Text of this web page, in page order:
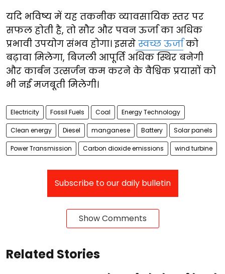
यदि भविष्य में यह तकनीक व्यावसायिक स्तर पर
सफल होती है, तो सौर और पवन ऊर्जा का अधिक
प्रभावी उपयोग संभव होगा। इससे स्वच्छ ऊर्जा को
बढ़ावा मिलेगा, बिजली आपूर्ति अधिक स्थिर बनेगी
और कार्बन उत्सर्जन कम करने के वैश्विक प्रयासों को
भी नई मजबूती मिलेगी।
Electricity Fossil Fuels Coal Energy Technology
Clean energy Diesel manganese Battery Solar panels
Power Transmission Carbon dioxide emissions wind turbine
Subscribe to our daily bulletin
Show Comments
Related Stories